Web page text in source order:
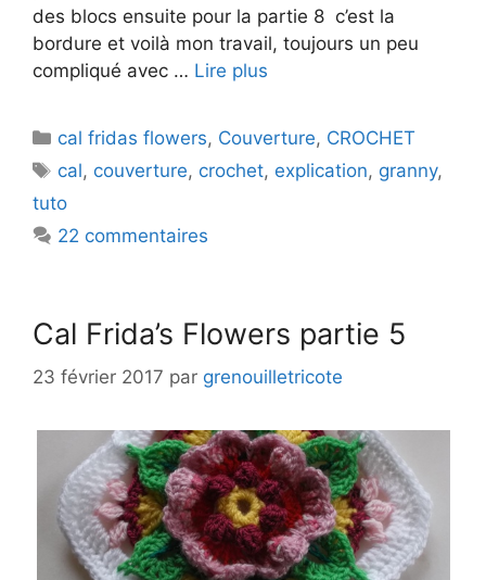
des blocs ensuite pour la partie 8 c’est la
bordure et voilà mon travail, toujours un peu
compliqué avec … Lire plus
Catégories
cal fridas flowers, Couverture, CROCHET
Étiquettes
cal, couverture, crochet, explication, granny,
tuto
22 commentaires
Cal Frida’s Flowers partie 5
23 février 2017 par grenouilletricote